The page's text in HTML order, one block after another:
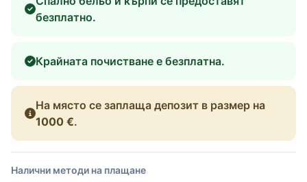
безплатно.
Крайната почистване е безплатна.
На място се заплаща депозит в размер на
1000 €.
Налични методи на плащане